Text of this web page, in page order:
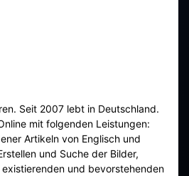
Seit 2007 lebt in Deutschland.
mit folgenden Leistungen:
Artikeln von Englisch und
und Suche der Bilder,
und bevorstehenden